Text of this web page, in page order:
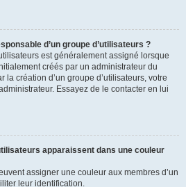
d’un groupe d’utilisateurs ?
est généralement assigné lorsque
créés par un administrateur du
la création d’un groupe d’utilisateurs, votre
Essayez de le contacter en lui
apparaissent dans une couleur
assigner une couleur aux membres d’un
leur identification.